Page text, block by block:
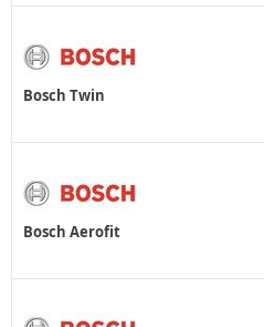
Bosch Twin
Bosch Aerofit